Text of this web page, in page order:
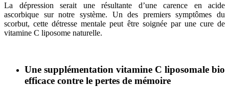
La dépression serait une résultante d’une carence en acide
ascorbique sur notre système. Un des premiers symptômes du
scorbut, cette détresse mentale peut être soignée par une cure de
vitamine C liposome naturelle.
Une supplémentation vitamine C liposomale bio
efficace contre le pertes de mémoire